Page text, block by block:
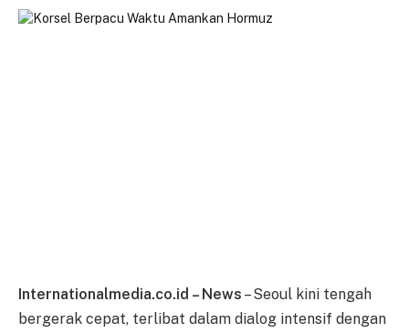
Internationalmedia.co.id – News – Seoul kini tengah
bergerak cepat, terlibat dalam dialog intensif dengan